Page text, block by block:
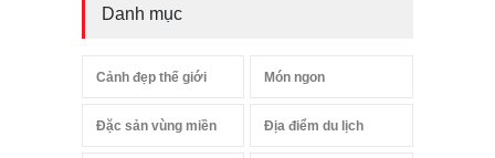
Danh mục
Cảnh đẹp thế giới Món ngon
Đặc sản vùng miền Địa điểm du lịch